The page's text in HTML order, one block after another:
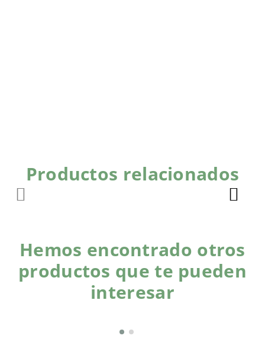
Productos relacionados
Hemos encontrado otros
productos que te pueden
interesar